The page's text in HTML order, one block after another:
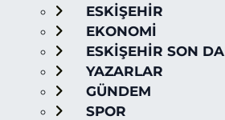
ESKİŞEHİR
EKONOMİ
ESKİŞEHİR SON
YAZARLAR
GÜNDEM
SPOR